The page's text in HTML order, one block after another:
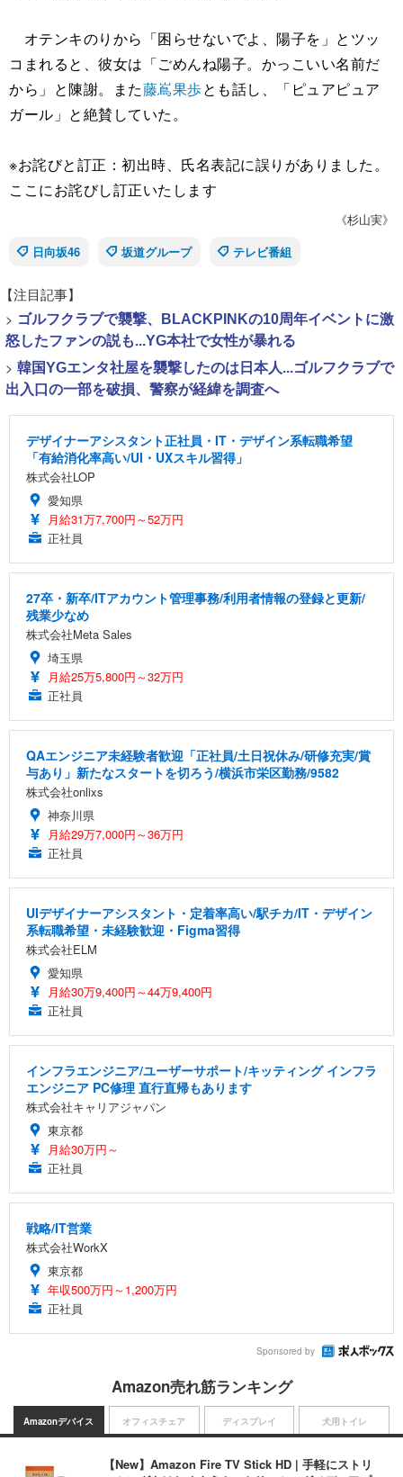
オテンキのりから「困らせないでよ、陽子を」とツッ
コまれると、彼女は「ごめんね陽子。かっこいい名前だ
から」と陳謝。また藤嶌果歩とも話し、「ピュアピュア
ガール」と絶賛していた。
※お詫びと訂正：初出時、氏名表記に誤りがありました。
ここにお詫びし訂正いたします
《杉山実》
日向坂46
坂道グループ テレビ番組
【注目記事】
> ゴルフクラブで襲撃、BLACKPINKの10周年イベントに激
怒したファンの説も...YG本社で女性が暴れる
> 韓国YGエンタ社屋を襲撃したのは日本人...ゴルフクラブで
出入口の一部を破損、警察が経緯を調査へ
デザイナーアシスタント正社員・IT・デザイン系転職希望
「有給消化率高い/UI・UXスキル習得」
株式会社LOP
愛知県
月給31万7,700円～52万円
正社員
27卒・新卒/ITアカウント管理事務/利用者情報の登録と更新/
残業少なめ
株式会社Meta Sales
埼玉県
月給25万5,800円～32万円
正社員
QAエンジニア未経験者歓迎「正社員/土日祝休み/研修充実/賞
与あり」新たなスタートを切ろう/横浜市栄区勤務/9582
株式会社onlixs
神奈川県
月給29万7,000円～36万円
正社員
UIデザイナーアシスタント・定着率高い/駅チカ/IT・デザイン
系転職希望・未経験歓迎・Figma習得
株式会社ELM
愛知県
月給30万9,400円～44万9,400円
正社員
インフラエンジニア/ユーザーサポート/キッティング インフラ
エンジニア PC修理 直行直帰もあります
株式会社キャリアジャパン
東京都
月給30万円～
正社員
戦略/IT営業
株式会社WorkX
東京都
年収500万円～1,200万円
正社員
Sponsored by
Amazon売れ筋ランキング
Amazonデバイス
【New】Amazon Fire TV Stick HD | 手軽にストリ
オフィスチェア ディスプレイ 犬用トイレ